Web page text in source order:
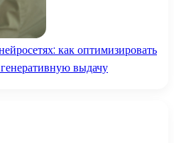
как оптимизировать
выдачу